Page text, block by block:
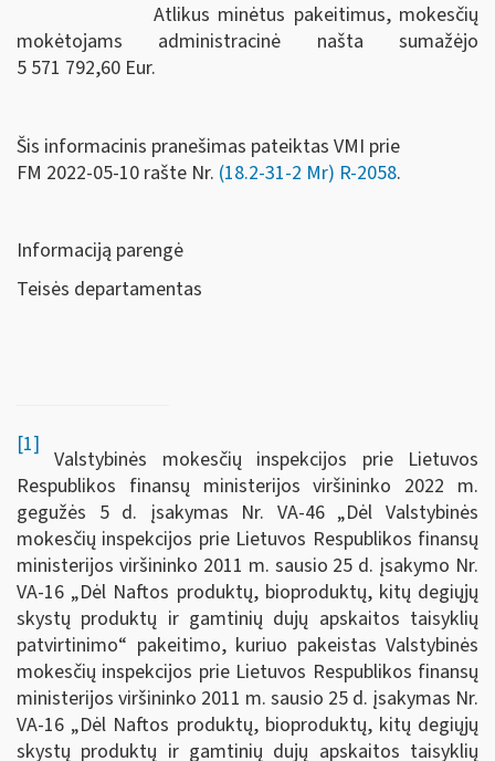
Atlikus minėtus pakeitimus, mokesčių
mokėtojams administracinė našta sumažėjo
5 571 792,60 Eur.
Šis informacinis pranešimas pateiktas VMI prie
FM 2022-05-10 rašte Nr. (18.2-31-2 Mr) R-2058.
Informaciją parengė
Teisės departamentas
[1]
Valstybinės mokesčių inspekcijos prie Lietuvos
Respublikos finansų ministerijos viršininko 2022 m.
gegužės 5 d. įsakymas Nr. VA-46 „Dėl Valstybinės
mokesčių inspekcijos prie Lietuvos Respublikos finansų
ministerijos viršininko 2011 m. sausio 25 d. įsakymo Nr.
VA-16 „Dėl Naftos produktų, bioproduktų, kitų degiųjų
skystų produktų ir gamtinių dujų apskaitos taisyklių
patvirtinimo“ pakeitimo, kuriuo pakeistas Valstybinės
mokesčių inspekcijos prie Lietuvos Respublikos finansų
ministerijos viršininko 2011 m. sausio 25 d. įsakymas Nr.
VA-16 „Dėl Naftos produktų, bioproduktų, kitų degiųjų
skystų produktų ir gamtinių dujų apskaitos taisyklių